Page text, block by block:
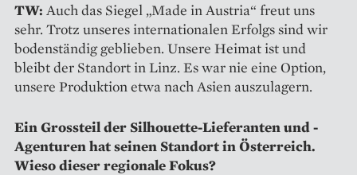
TW: Auch das Siegel „Made in Austria“ freut uns
sehr. Trotz unseres internationalen Erfolgs sind wir
boden­ständig geblieben. Unsere Heimat ist und
bleibt der Standort in Linz. Es war nie eine Option,
unsere Produktion etwa nach Asien auszulagern.
Ein Grossteil der Silhouette-­Lieferanten und -
Agenturen hat ­seinen Standort in Österreich.
Wieso ­dieser regionale Fokus?